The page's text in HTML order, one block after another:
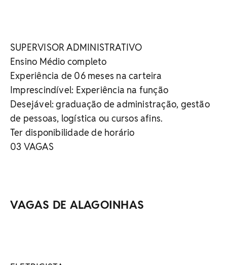
SUPERVISOR ADMINISTRATIVO
Ensino Médio completo
Experiência de 06 meses na carteira
Imprescindível: Experiência na função
Desejável: graduação de administração, gestão
de pessoas, logística ou cursos afins.
Ter disponibilidade de horário
03 VAGAS
VAGAS DE ALAGOINHAS